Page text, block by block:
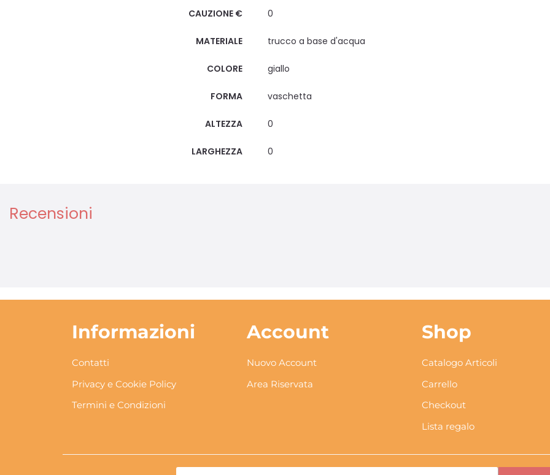
CAUZIONE € 0
MATERIALE trucco a base d'acqua
COLORE giallo
FORMA vaschetta
ALTEZZA 0
LARGHEZZA 0
Recensioni
Informazioni
Contatti
Privacy e Cookie Policy
Termini e Condizioni
Account
Nuovo Account
Area Riservata
Shop
Catalogo Articoli
Carrello
Checkout
Lista regalo